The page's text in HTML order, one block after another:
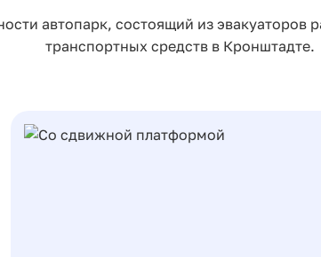
автопарк, состоящий из эвакуаторов
транспортных средств в Кронштадте.